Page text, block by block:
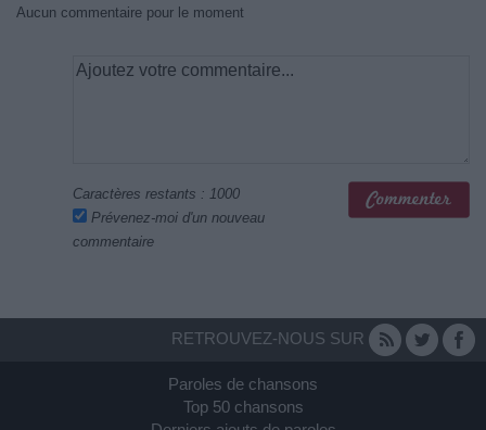
Aucun commentaire pour le moment
Caractères restants : 1000
Prévenez-moi d'un nouveau
commentaire
RETROUVEZ-NOUS SUR
Paroles de chansons
Top 50 chansons